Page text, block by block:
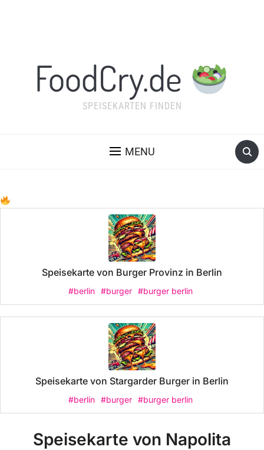
FoodCry.de
SPEISEKARTEN FINDEN
MENU
Speisekarte von Burger Provinz in Berlin
#berlin #burger #burger berlin
Speisekarte von Stargarder Burger in Berlin
#berlin #burger #burger berlin
Speisekarte von Napolita